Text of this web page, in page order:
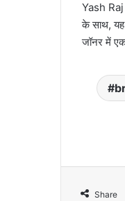
Yash Raj
के साथ, यह
जॉनर में
Share